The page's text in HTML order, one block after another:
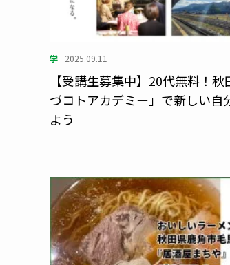
学 2025.09.11
【受講生募集中】20代無料！
づコトアカデミー」で新しい自
よう